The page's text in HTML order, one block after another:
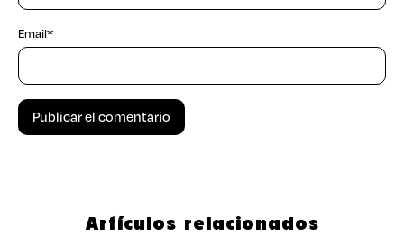
Email*
Artículos relacionados